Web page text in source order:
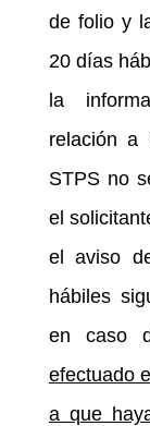
de folio y
20 días
la
relación a
STPS no
el
el aviso
hábiles
en caso
efectuado
a que